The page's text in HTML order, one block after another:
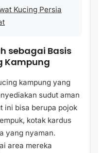
Kucing Persia
sebagai Basis
Kampung
kampung yang
sudut aman
ini bisa berupa pojok
kotak kardus
yang nyaman.
area mereka